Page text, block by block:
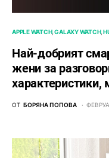
APPLE WATCH GALAXY WATCH
Най-добрият
жени за
характеристики,
ОТ БОРЯНА ПОПОВА